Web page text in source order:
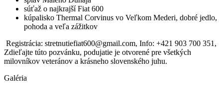
súťaž o najkrajší Fiat 600
kúpalisko Thermal Corvinus vo Veľkom Mederi, dobré jedlo,
pohoda a veľa zážitkov
Registrácia: stretnutiefiat600@gmail.com, Info: +421 903 700 351,
Zdieľajte túto pozvánku, podujatie je otvorené pre všetkých
milovníkov veteránov a krásneho slovenského juhu.
Galéria